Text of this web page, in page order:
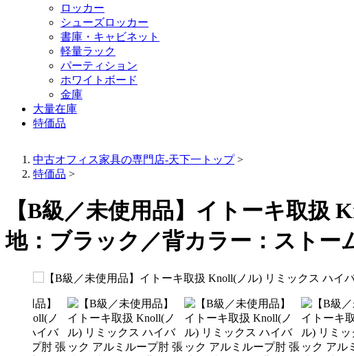
ロッカー
シューズロッカー
書庫・キャビネット
軽量ラック
パーティション
ホワイトボード
金庫
大量在庫
特価品
中古オフィス家具の専門店-天下一トップ>
特価品 >
【B級／未使用品】イトーキ取扱
地：ブラック／背カラー：ストー